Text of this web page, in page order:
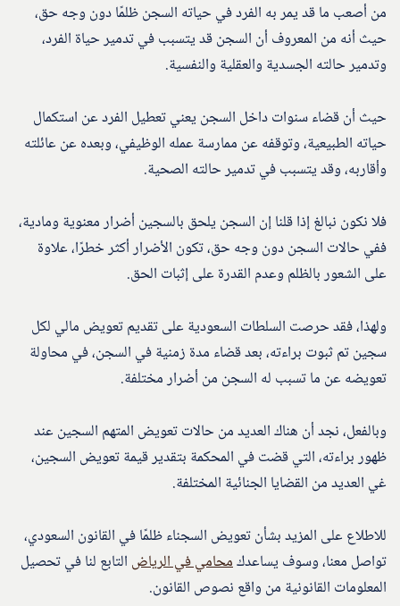
من أصعب ما قد يمر به الفرد في حياته السجن ظلمًا دون وجه حق،
حيث أنه من المعروف أن السجن قد يتسبب في تدمير حياة الفرد،
وتدمير حالته الجسدية والعقلية والنفسية.
حيث أن قضاء سنوات داخل السجن يعني تعطيل الفرد عن استكمال
حياته الطبيعية، وتوقفه عن ممارسة عمله الوظيفي، وبعده عن عائلته
وأقاربه، وقد يتسبب في تدمير حالته الصحية.
فلا نكون نبالغ إذا قلنا إن السجن يلحق بالسجين أضرار معنوية ومادية،
ففي حالات السجن دون وجه حق، تكون الأضرار أكثر خطرًا، علاوة
على الشعور بالظلم وعدم القدرة على إثبات الحق.
ولهذا، فقد حرصت السلطات السعودية على تقديم تعويض مالي لكل
سجين تم ثبوت براءته، بعد قضاء مدة زمنية في السجن، في محاولة
تعويضه عن ما تسبب له السجن من أضرار مختلفة.
وبالفعل، نجد أن هناك العديد من حالات تعويض المتهم السجين عند
ظهور براءته، التي قضت في المحكمة بتقدير قيمة تعويض السجين،
غي العديد من القضايا الجنائية المختلفة.
للاطلاع على المزيد بشأن تعويض السجناء ظلمًا في القانون السعودي،
تواصل معنا، وسوف يساعدكمحامي في الرياض التابع لنا في تحصيل
المعلومات القانونية من واقع نصوص القانون.